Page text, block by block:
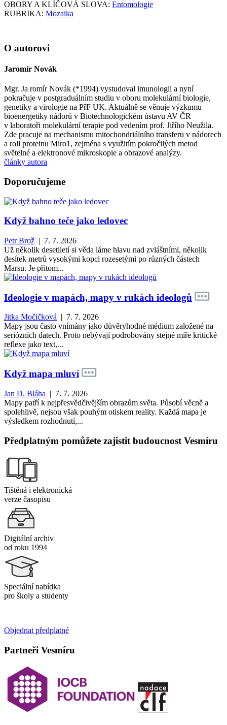
OBORY A KLÍČOVÁ SLOVA: Entomologie
RUBRIKA: Mozaika
O autorovi
Jaromír Novák
Mgr. Ja romír Novák (*1994) vystudoval imunologii a nyní
pokračuje v postgraduálním studiu v oboru molekulární biologie,
genetiky a virologie na PřF UK. Aktuálně se věnuje výzkumu
bioenergetiky nádorů v Biotechnologickém ústavu AV ČR
v laboratoři molekulární terapie pod vedením prof. Jiřího Neužila.
Zde pracuje na mechanismu mitochondriálního transferu v nádorech
a roli proteinu Miro1, zejména s využitím pokročilých metod
světelné a elektronové mikroskopie a obrazové analýzy.
články autora
Doporučujeme
Když bahno teče jako ledovec
Petr Brož | 7. 7. 2026
Už několik desetiletí si věda láme hlavu nad zvláštními, několik
desítek metrů vysokými kopci rozesetými po různých částech
Marsu. Je přitom...
Ideologie v mapách, mapy v rukách ideologů
Jitka Močičková | 7. 7. 2026
Mapy jsou často vnímány jako důvěryhodné médium založené na
seriózních datech. Proto nebývají podrobovány stejné míře kritické
reflexe jako text,...
Když mapa mluví
Jan D. Bláha | 7. 7. 2026
Mapy patří k nejpřesvědčivějším obrazům světa. Působí věcně a
spolehlivě, nejsou však pouhým otiskem reality. Každá mapa je
výsledkem rozhodnutí,...
Předplatným pomůžete zajistit budoucnost Vesmíru
Tištěná i elektronická
verze časopisu
Digitální archiv
od roku 1994
Speciální nabídka
pro školy a studenty
Objednat předplatné
Partneři Vesmíru